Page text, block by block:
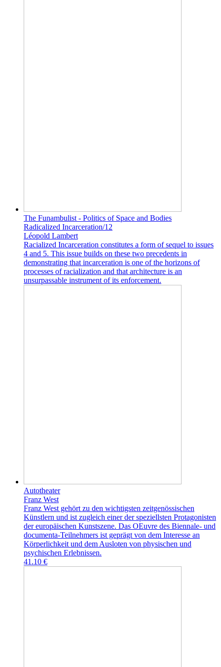
The Funambulist - Politics of Space and Bodies
Radicalized Incarceration/12
Léopold Lambert
Racialized Incarceration constitutes a form of sequel to issues
4 and 5. This issue builds on these two precedents in
demonstrating that incarceration is one of the horizons of
processes of racialization and that architecture is an
unsurpassable instrument of its enforcement.
Autotheater
Franz West
Franz West gehört zu den wichtigsten zeitgenössischen
Künstlern und ist zugleich einer der speziellsten Protagonisten
der europäischen Kunstszene. Das OEuvre des Biennale- und
documenta-Teilnehmers ist geprägt von dem Interesse an
Körperlichkeit und dem Ausloten von physischen und
psychischen Erlebnissen.
41.10 €